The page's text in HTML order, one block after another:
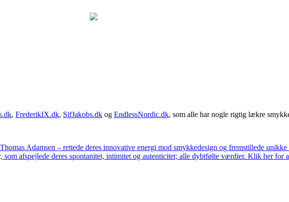
, FrederikIX.dk, SifJakobs.dk og EndlessNordic.dk, som alle har nogle rigtig lækre
Adamsen – rettede deres innovative energi mod smykkedesign og fremstillede
afspejlede deres spontanitet, intimitet og autenticitet; alle dybtfølte værdier. Klik her for